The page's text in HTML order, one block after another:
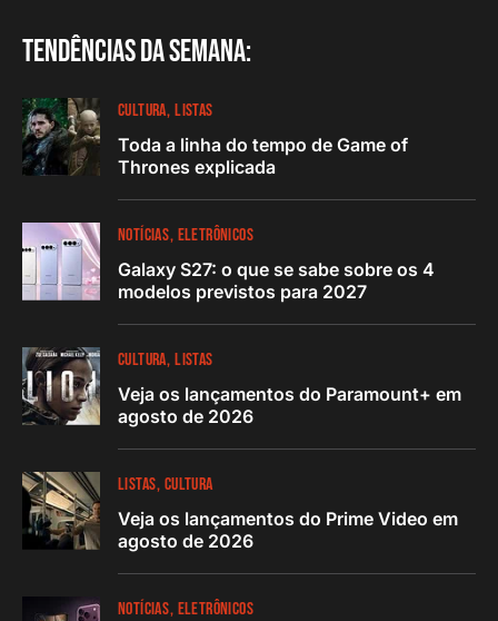
Tendências da semana:
CULTURA LISTAS
Toda a linha do tempo de Game of
Thrones explicada
NOTÍCIAS ELETRÔNICOS
Galaxy S27: o que se sabe sobre os 4
modelos previstos para 2027
CULTURA LISTAS
Veja os lançamentos do Paramount+ em
agosto de 2026
LISTAS CULTURA
Veja os lançamentos do Prime Video em
agosto de 2026
NOTÍCIAS ELETRÔNICOS